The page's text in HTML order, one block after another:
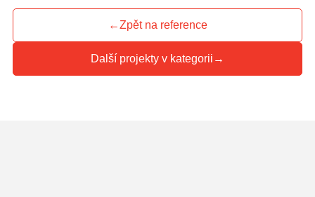
←Zpět na reference
Další projekty v kategorii →